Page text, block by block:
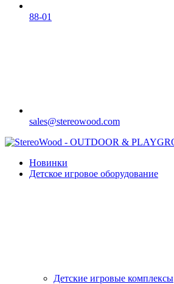
88-01
sales@stereowood.com
Новинки
Детское игровое оборудование
Детские игровые комплексы